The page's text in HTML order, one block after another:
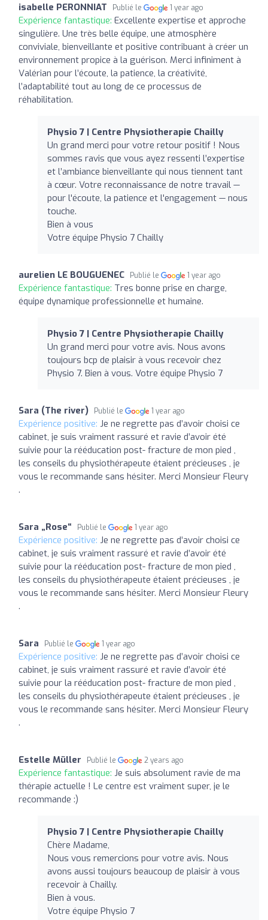
isabelle PERONNIAT Publié le 1 year ago
Expérience fantastique: Excellente expertise et approche
singulière. Une très belle équipe, une atmosphère
conviviale, bienveillante et positive contribuant à créer un
environnement propice à la guérison. Merci infiniment à
Valérian pour l’écoute, la patience, la créativité,
l’adaptabilité tout au long de ce processus de
réhabilitation.
Physio 7 | Centre Physiotherapie Chailly
Un grand merci pour votre retour positif ! Nous
sommes ravis que vous ayez ressenti l’expertise
et l’ambiance bienveillante qui nous tiennent tant
à cœur. Votre reconnaissance de notre travail —
pour l'écoute, la patience et l'engagement — nous
touche.
Bien à vous
Votre équipe Physio 7 Chailly
aurelien LE BOUGUENEC Publié le 1 year ago
Expérience fantastique: Tres bonne prise en charge,
équipe dynamique professionnelle et humaine.
Physio 7 | Centre Physiotherapie Chailly
Un grand merci pour votre avis. Nous avons
toujours bcp de plaisir à vous recevoir chez
Physio 7. Bien à vous. Votre équipe Physio 7
Sara (The river) Publié le 1 year ago
Expérience positive: Je ne regrette pas d’avoir choisi ce
cabinet, je suis vraiment rassuré et ravie d’avoir été
suivie pour la rééducation post- fracture de mon pied ,
les conseils du physiothérapeute étaient précieuses , je
vous le recommande sans hésiter. Merci Monsieur Fleury
.
Sara „Rose“ Publié le 1 year ago
Expérience positive: Je ne regrette pas d’avoir choisi ce
cabinet, je suis vraiment rassuré et ravie d’avoir été
suivie pour la rééducation post- fracture de mon pied ,
les conseils du physiothérapeute étaient précieuses , je
vous le recommande sans hésiter. Merci Monsieur Fleury
.
Sara Publié le 1 year ago
Expérience positive: Je ne regrette pas d’avoir choisi ce
cabinet, je suis vraiment rassuré et ravie d’avoir été
suivie pour la rééducation post- fracture de mon pied ,
les conseils du physiothérapeute étaient précieuses , je
vous le recommande sans hésiter. Merci Monsieur Fleury
.
Estelle Müller Publié le 2 years ago
Expérience fantastique: Je suis absolument ravie de ma
thérapie actuelle ! Le centre est vraiment super, je le
recommande :)
Physio 7 | Centre Physiotherapie Chailly
Chère Madame,
Nous vous remercions pour votre avis. Nous
avons aussi toujours beaucoup de plaisir à vous
recevoir à Chailly.
Bien à vous.
Votre équipe Physio 7